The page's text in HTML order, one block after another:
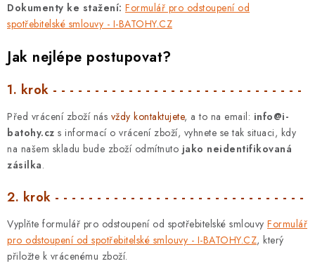
Dokumenty ke stažení: Formulář pro odstoupení od
spotřebitelské smlouvy - I-BATOHY.CZ
Jak nejlépe postupovat?
1. krok - - - - - - - - - - - - - - - - - - - - - - - - - - - - - -
Před vrácení zboží nás vždy kontaktujete, a to na email: info@i-
batohy.cz s informací o vrácení zboží, vyhnete se tak situaci, kdy
na našem skladu bude zboží odmítnuto jako neidentifikovaná
zásilka.
2. krok - - - - - - - - - - - - - - - - - - - - - - - - - - - - - -
Vyplňte formulář pro odstoupení od spotřebitelské smlouvy Formulář
pro odstoupení od spotřebitelské smlouvy - I-BATOHY.CZ, který
přiložte k vrácenému zboží.